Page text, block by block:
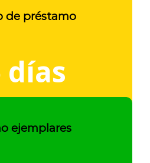
de préstamo
días
ejemplares